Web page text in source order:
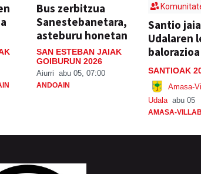
Bus zerbitzua
Sanestebanetara,
asteburu honetan
SAN ESTEBAN JAIAK
GOIBURUN 2026
Aiurri abu 05, 07:00
ANDOAIN
Santio
Udalaren
balorazioa
SANTIOAK
Amasa-
Udala abu 05
AMASA-